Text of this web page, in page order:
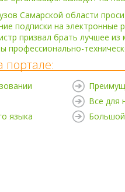
Самарской области
подписки на электронные
призвал брать лучшее из
профессионально-
портале:
языка
Все для
Большой